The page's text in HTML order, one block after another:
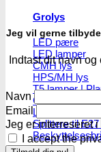
Grolys
LED pære
LED lamper
CMH lys
HPS/MH lys
T5 lamper |
Grønt lys -
Lampeophæng
Splittere til
Jeg vil gerne
Indtast dit navn
Navn
Email
Jeg er interreseret i
I accept the